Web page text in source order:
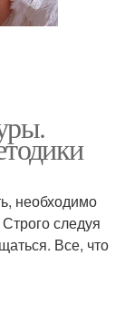
необходимо
следуя
Все, что